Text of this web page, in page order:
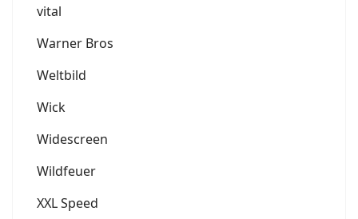
vital
Warner Bros
Weltbild
Wick
Widescreen
Wildfeuer
XXL Speed